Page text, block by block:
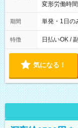
変形労働時間制 想
00～20：00
期間 単発・1日の
特徴 日払いOK /
気になる！